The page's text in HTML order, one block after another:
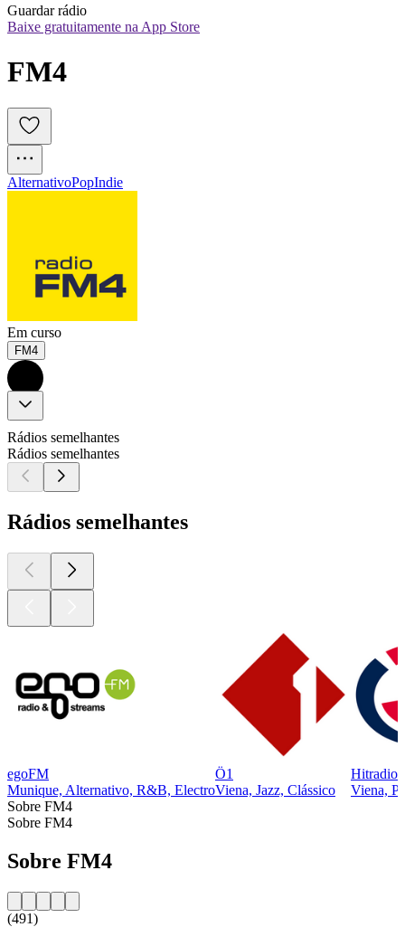
Guardar rádio
Baixe gratuitamente na App Store
FM4
AlternativoPopIndie
Em curso
FM4
Rádios semelhantes
Rádios semelhantes
Rádios semelhantes
egoFM
Munique, Alternativo, R&B, Electro
Ö1
Viena, Jazz, Clássico
Hitradio
Viena,
Sobre FM4
Sobre FM4
Sobre FM4
(491)